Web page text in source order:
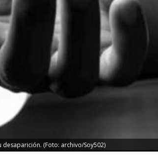
(Foto: archivo/Soy502)